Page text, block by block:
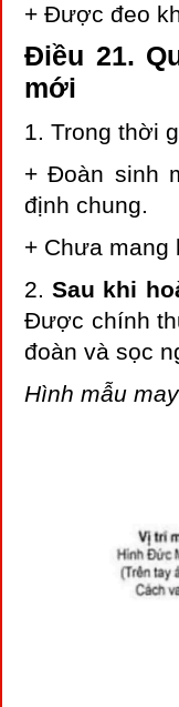
+ Được đeo
Điều 21.
mới
1. Trong thời
+ Đoàn sinh
định chung.
+ Chưa
2.Sau khi
Được chính
đoàn và sọc
Hình mẫu